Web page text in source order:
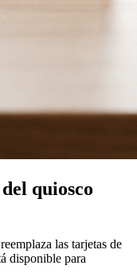
quiosco
las tarjetas de
disponible para